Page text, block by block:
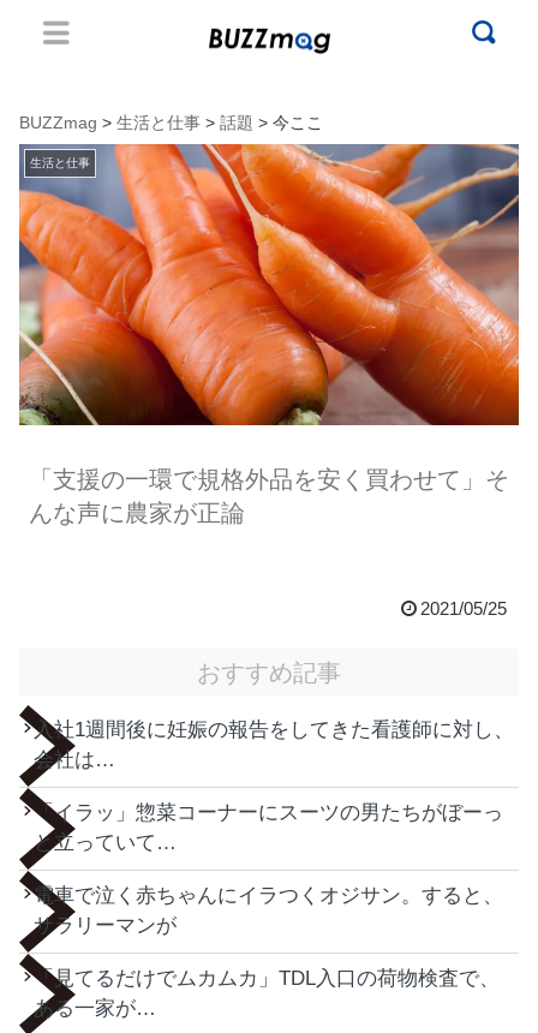
BUZZmag > 生活と仕事 > 話題 > 今ここ
生活と仕事
「支援の一環で規格外品を安く買わせて」そ
んな声に農家が正論
2021/05/25
おすすめ記事
入社1週間後に妊娠の報告をしてきた看護師に対し、
会社は…
「イラッ」惣菜コーナーにスーツの男たちがぼーっ
と立っていて…
電車で泣く赤ちゃんにイラつくオジサン。すると、
サラリーマンが
「見てるだけでムカムカ」TDL入口の荷物検査で、
ある一家が…